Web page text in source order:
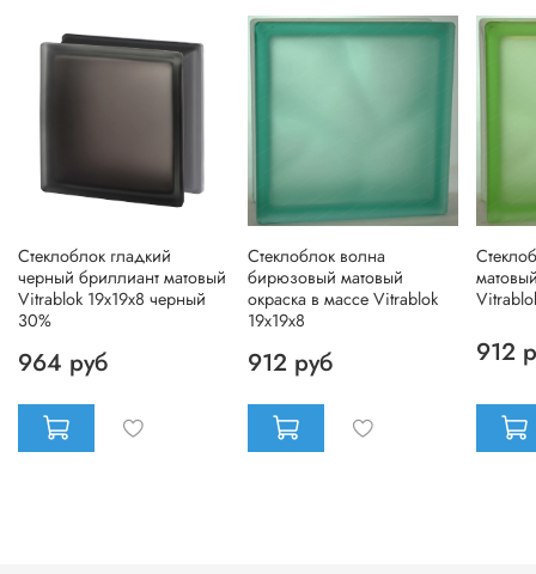
Стеклоблок гладкий
черный бриллиант матовый
Vitrablok 19х19x8 черный
30%
964 руб
Стеклоблок волна
бирюзовый матовый
окраска в массе Vitrablok
19x19x8
912 руб 912